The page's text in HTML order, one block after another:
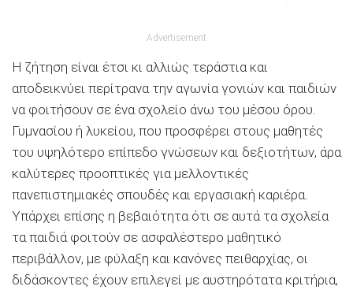
Advertisement
Η ζήτηση είναι έτσι κι αλλιώς τεράστια και
αποδεικνύει περίτρανα την αγωνία γονιών και παιδιών
να φοιτήσουν σε ένα σχολείο άνω του μέσου όρου.
Γυμνασίου ή λυκείου, που προσφέρει στους μαθητές
του υψηλότερο επίπεδο γνώσεων και δεξιοτήτων, άρα
καλύτερες προοπτικές για μελλοντικές
πανεπιστημιακές σπουδές και εργασιακή καριέρα.
Υπάρχει επίσης η βεβαιότητα ότι σε αυτά τα σχολεία
τα παιδιά φοιτούν σε ασφαλέστερο μαθητικό
περιβάλλον, με φύλαξη και κανόνες πειθαρχίας, οι
διδάσκοντες έχουν επιλεγεί με αυστηρότατα κριτήρια,